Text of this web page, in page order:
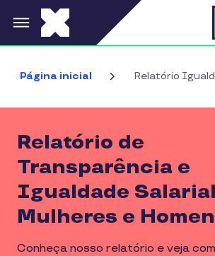
Pular para o conteúdo principal
Página inicial Relatório
Relatório de
Transparência e
Igualdade
Mulheres e
Conheça nosso relatório e veja